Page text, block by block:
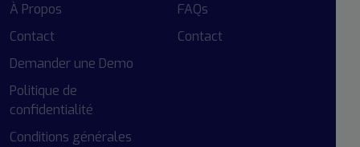
À Propos
Contact
Demander une Demo
Politique de
confidentialité
Conditions générales
FAQs
Contact